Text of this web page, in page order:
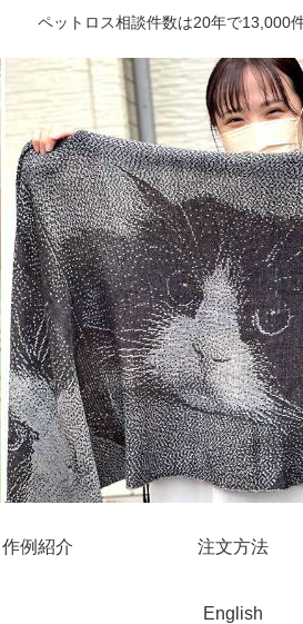
ペットロス相談件数は20年で13,000
作例紹介 注文方法
English